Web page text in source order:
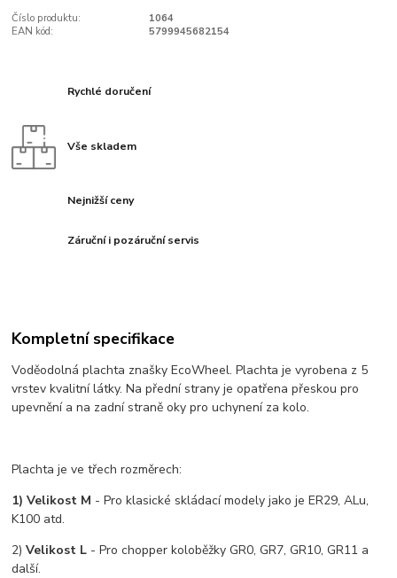
Číslo produktu:
1064
EAN kód:
5799945682154
Rychlé doručení
Vše skladem
Nejnižší ceny
Záruční i pozáruční servis
Kompletní specifikace
Voděodolná plachta znašky EcoWheel. Plachta je vyrobena z 5
vrstev kvalitní látky. Na přední strany je opatřena přeskou pro
upevnění a na zadní straně oky pro uchynení za kolo.
Plachta je ve třech rozměrech:
1) Velikost M - Pro klasické skládací modely jako je ER29, ALu,
K100 atd.
2)Velikost L - Pro chopper koloběžky GR0, GR7, GR10, GR11 a
další.